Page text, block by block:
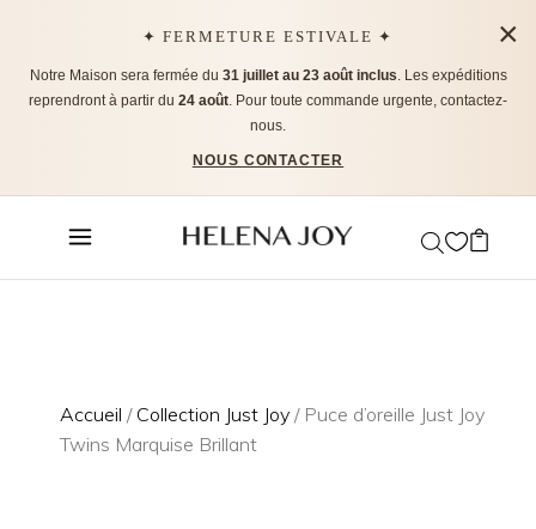
✦ FERMETURE ESTIVALE ✦
Notre Maison sera fermée du 31 juillet au 23 août inclus. Les expéditions
reprendront à partir du 24 août. Pour toute commande urgente, contactez-
nous.
NOUS CONTACTER
×
Accueil / Collection Just Joy / Puce d’oreille Just Joy
Twins Marquise Brillant